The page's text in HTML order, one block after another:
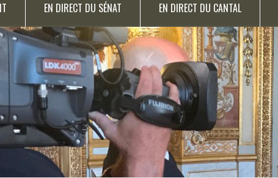
EN DIRECT DU SÉNAT EN DIRECT DU CANTAL